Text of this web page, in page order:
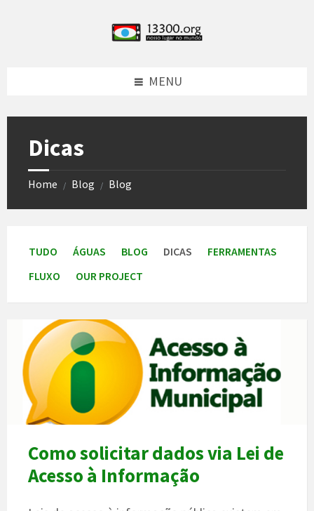
MENU
Dicas
Home / Blog / Blog
TUDO ÁGUAS BLOG DICAS
FERRAMENTAS
FLUXO
OUR PROJECT
Como solicitar dados via Lei de
Acesso à Informação